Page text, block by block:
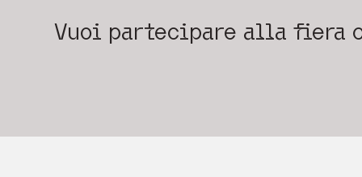
Vuoi partecipare alla fiera